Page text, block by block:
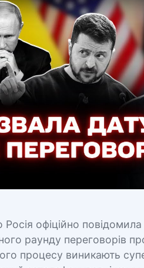
офіційно повідомила
раунду переговорів
процесу виникають